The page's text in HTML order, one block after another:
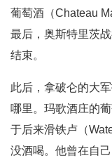
葡萄酒（Chateau
最后，奥斯特里茨
结束。
此后，拿破仑的大
哪里。玛歌酒庄的
于后来滑铁卢（
没酒喝。他曾在自